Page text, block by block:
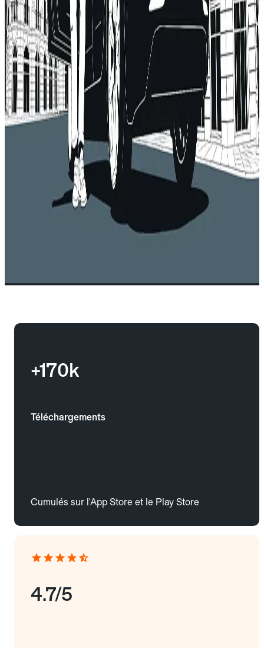
+170k
Téléchargements
Cumulés sur l'App Store et le Play Store
4.7/5